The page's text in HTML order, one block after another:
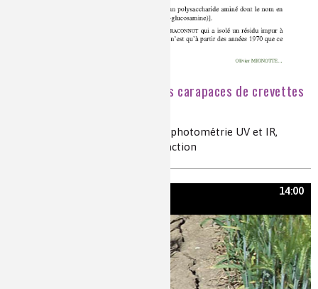
Dépolluer une eau avec des carapaces de crevettes
eau, chitosane, complexe, spectrophotométrie UV et IR,
acétalisation, déprotection de fonction
14:00